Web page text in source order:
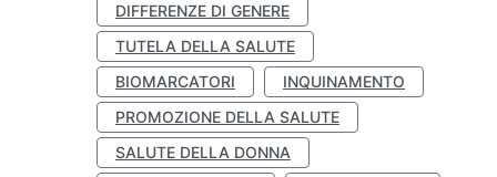
DIFFERENZE DI GENERE
TUTELA DELLA SALUTE
BIOMARCATORI
INQUINAMENTO
PROMOZIONE DELLA SALUTE
SALUTE DELLA DONNA